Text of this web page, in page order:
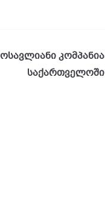
კომპანია
საქართველოში